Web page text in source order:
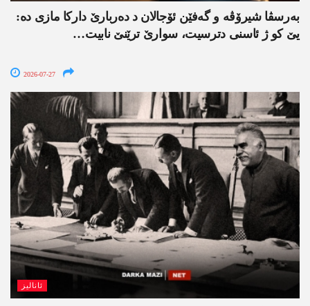
بەرسڤا شیرۆڤە و گەفێن ئۆجالان د دەربارێ دارکا مازی دە:
یێ کو ژ ئاسنی دترسیت، سوارێ ترێنێ نابیت…
2026-07-27
ئانالیز